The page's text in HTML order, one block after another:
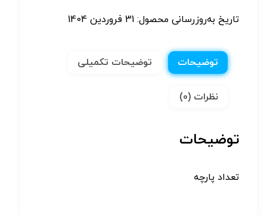
تاریخ به‌روزرسانی محصول: 31 فروردین 1404
توضیحات توضیحات تکمیلی
نظرات (0)
توضیحات
تعداد پارچه